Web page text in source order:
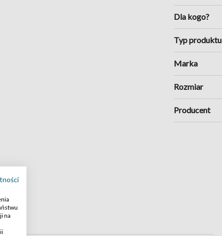
Dla kogo?
Typ produktu
Marka
Rozmiar
Producent
na